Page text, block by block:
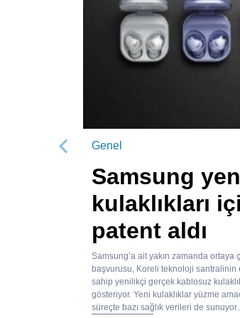
Genel
Samsung
kulaklıkları
patent aldı
Samsung’a ait yakın zamanda ortaya
başvurusu, Koreli teknoloji santralinin
sahip yenilikçi gerçek kablosuz
gösteriyor. Yeni kulaklıklar yüzme
süreçte bazı sağlık verileri de
Önceki